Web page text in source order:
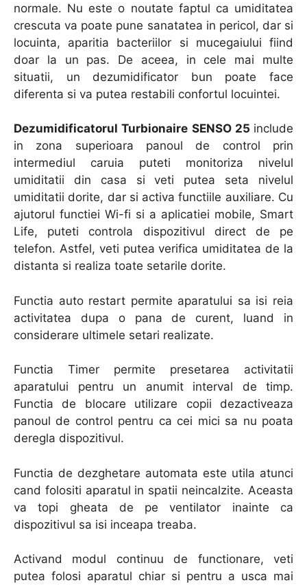
normale. Nu este o noutate faptul ca umiditatea
crescuta va poate pune sanatatea in pericol, dar si
locuinta, aparitia bacteriilor si mucegaiului fiind
doar la un pas. De aceea, in cele mai multe
situatii, un dezumidificator bun poate face
diferenta si va putea restabili confortul locuintei.
Dezumidificatorul Turbionaire SENSO 25 include
in zona superioara panoul de control prin
intermediul caruia puteti monitoriza nivelul
umiditatii din casa si veti putea seta nivelul
umiditatii dorite, dar si activa functiile auxiliare. Cu
ajutorul functiei Wi-fi si a aplicatiei mobile, Smart
Life, puteti controla dispozitivul direct de pe
telefon. Astfel, veti putea verifica umiditatea de la
distanta si realiza toate setarile dorite.
Functia auto restart permite aparatului sa isi reia
activitatea dupa o pana de curent, luand in
considerare ultimele setari realizate.
Functia Timer permite presetarea activitatii
aparatului pentru un anumit interval de timp.
Functia de blocare utilizare copii dezactiveaza
panoul de control pentru ca cei mici sa nu poata
deregla dispozitivul.
Functia de dezghetare automata este utila atunci
cand folositi aparatul in spatii neincalzite. Aceasta
va topi gheata de pe ventilator inainte ca
dispozitivul sa isi inceapa treaba.
Activand modul continuu de functionare, veti
putea folosi aparatul chiar si pentru a usca mai